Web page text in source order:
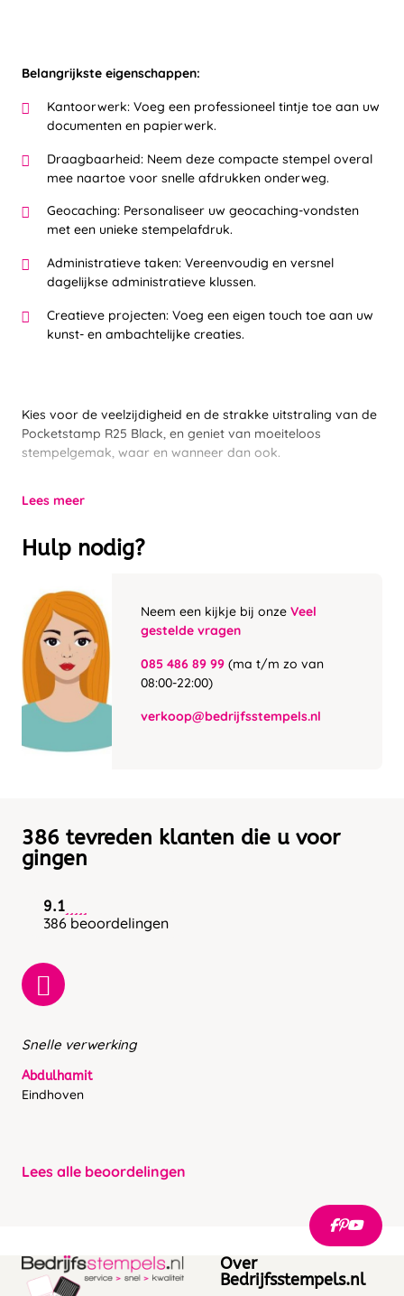
Belangrijkste eigenschappen:
Kantoorwerk: Voeg een professioneel tintje toe aan uw
documenten en papierwerk.
Draagbaarheid: Neem deze compacte stempel overal
mee naartoe voor snelle afdrukken onderweg.
Geocaching: Personaliseer uw geocaching-vondsten
met een unieke stempelafdruk.
Administratieve taken: Vereenvoudig en versnel
dagelijkse administratieve klussen.
Creatieve projecten: Voeg een eigen touch toe aan uw
kunst- en ambachtelijke creaties.
Kies voor de veelzijdigheid en de strakke uitstraling van de
Pocketstamp R25 Black, en geniet van moeiteloos
stempelgemak, waar en wanneer dan ook.
Lees meer
Hulp nodig?
Neem een kijkje bij onze Veel
gestelde vragen
085 486 89 99 (ma t/m zo van
08:00-22:00)
verkoop@bedrijfsstempels.nl
386 tevreden klanten die u voor
gingen
9.1
386 beoordelingen
Snelle verwerking
Abdulhamit
Eindhoven
Lees alle beoordelingen
Over
Bedrijfsstempels.nl